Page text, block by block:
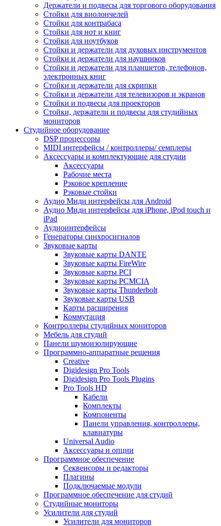
Держатели и подвесы для торгового оборудования
Стойки для виолончелей
Стойки для контрабаса
Стойки для нот и книг
Стойки для ноутбуков
Стойки и держатели для духовых инструментов
Стойки и держатели для наушников
Стойки и держатели для планшетов, телефонов,
электронных книг
Стойки и держатели для скрипки
Стойки и держатели для телевизоров и экранов
Стойки и подвесы для проекторов
Стойки, держатели и подвесы для студийных
мониторов
Студийное оборудование
DSP процессоры
MIDI интерфейсы / контроллеры/ семплеры
Аксессуары и комплектующие для студии
Аксессуары
Рабочие места
Рэковое крепление
Рэковые стойки
Аудио Миди интерфейсы для Android
Аудио Миди интерфейсы для iPhone, iPod touch и
iPad
Аудиоинтерфейсы
Генераторы синхросигналов
Звуковые карты
Звуковые карты DANTE
Звуковые карты FireWire
Звуковые карты PCI
Звуковые карты PCMCIA
Звуковые карты Thunderbolt
Звуковые карты USB
Карты расширения
Коммутация
Контроллеры студийных мониторов
Мебель для студий
Панели шумоизолирующие
Программно-аппаратные решения
Creative
Digidesign Pro Tools
Digidesign Pro Tools Plugins
Pro Tools HD
Кабели
Комплекты
Компоненты
Панели управления, контроллеры,
клавиатуры
Universal Audio
Аксессуары и опции
Программное обеспечение
Cеквенсоры и редакторы
Плагины
Подключаемые модули
Программное обеспечение для студий
Студийные мониторы
Усилители для студий
Усилители для мониторов